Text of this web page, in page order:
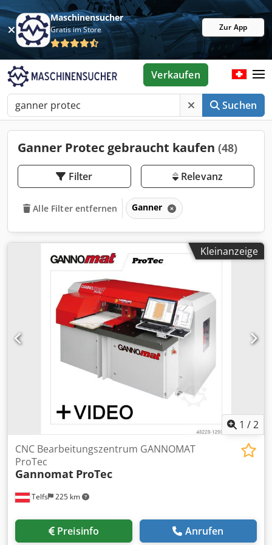
Maschinensucher
Gratis im Store Zur App
Suchen
Verkaufen
Ganner Protec gebraucht kaufen (48)
Filter Relevanz
Alle Filter entfernen Ganner
Kleinanzeige
1 /2
Telfs 225 km
CNC Bearbeitungszentrum GANNOMAT
ProTec
Gannomat ProTec
Preisinfo Anrufen